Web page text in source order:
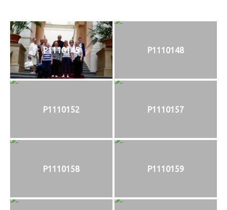
P1110145 P1110148
P1110152 P1110157
P1110158 P1110159